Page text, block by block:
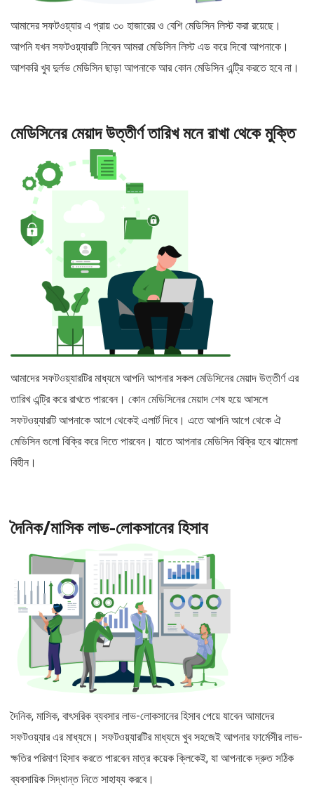
আমাদের সফটওয়্যার এ প্রায় ৩০ হাজারের ও বেশি মেডিসিন লিস্ট করা রয়েছে।
আপনি যখন সফটওয়্যারটি নিবেন আমরা মেডিসিন লিস্ট এড করে দিবো আপনাকে।
আশকরি খুব দুর্লভ মেডিসিন ছাড়া আপনাকে আর কোন মেডিসিন এন্ট্রি করতে হবে না।
মেডিসিনের মেয়াদ উত্তীর্ণ তারিখ মনে রাখা থেকে মুক্তি
আমাদের সফটওয়্যারটির মাধ্যমে আপনি আপনার সকল মেডিসিনের মেয়াদ উত্তীর্ণ এর
তারিখ এন্ট্রি করে রাখতে পারবেন। কোন মেডিসিনের মেয়াদ শেষ হয়ে আসলে
সফটওয়্যারটি আপনাকে আগে থেকেই এলার্ট দিবে। এতে আপনি আগে থেকে ঐ
মেডিসিন গুলো বিক্রি করে দিতে পারবেন। যাতে আপনার মেডিসিন বিক্রি হবে ঝামেলা
বিহীন।
দৈনিক/মাসিক লাভ-লোকসানের হিসাব
দৈনিক, মাসিক, বাৎসরিক ব্যবসার লাভ-লোকসানের হিসাব পেয়ে যাবেন আমাদের
সফটওয়্যার এর মাধ্যমে। সফটওয়্যারটির মাধ্যমে খুব সহজেই আপনার ফার্মেসীর লাভ-
ক্ষতির পরিমাণ হিসাব করতে পারবেন মাত্র কয়েক ক্লিকেই, যা আপনাকে দ্রুত সঠিক
ব্যবসায়িক সিদ্ধান্ত নিতে সাহায্য করবে।